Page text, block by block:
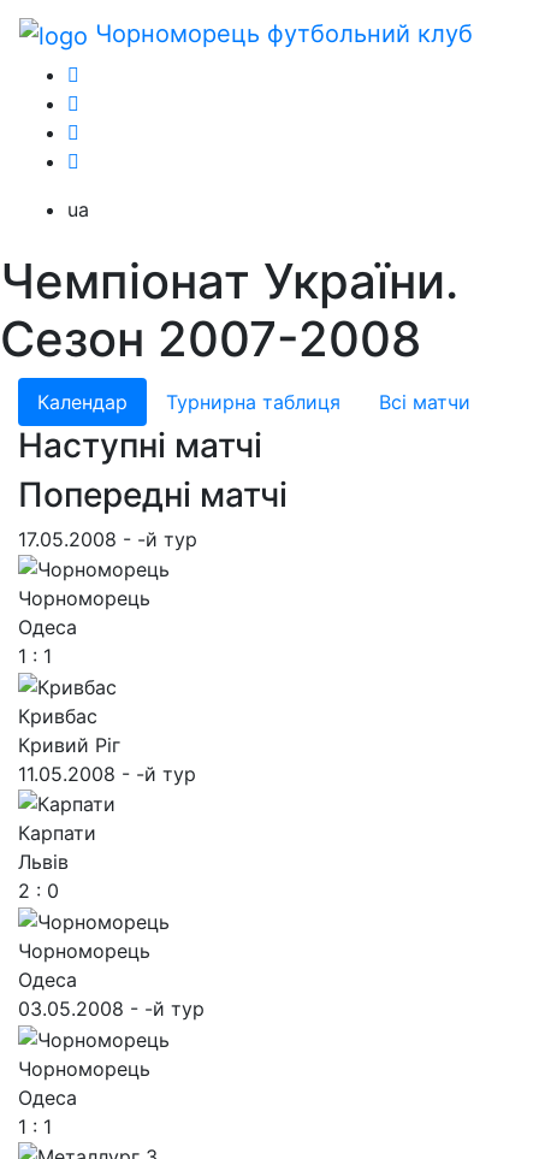
Чорноморець футбольний клуб
ua
Чемпіонат України.
Сезон 2007-2008
Календар Турнирна таблиця Всі матчи
Наступні матчі
Попередні матчі
17.05.2008 - -й тур
Чорноморець
Одеса
1 : 1
Кривбас
Кривий Ріг
11.05.2008 - -й тур
Карпати
Львів
2 : 0
Чорноморець
Одеса
03.05.2008 - -й тур
Чорноморець
Одеса
1 : 1